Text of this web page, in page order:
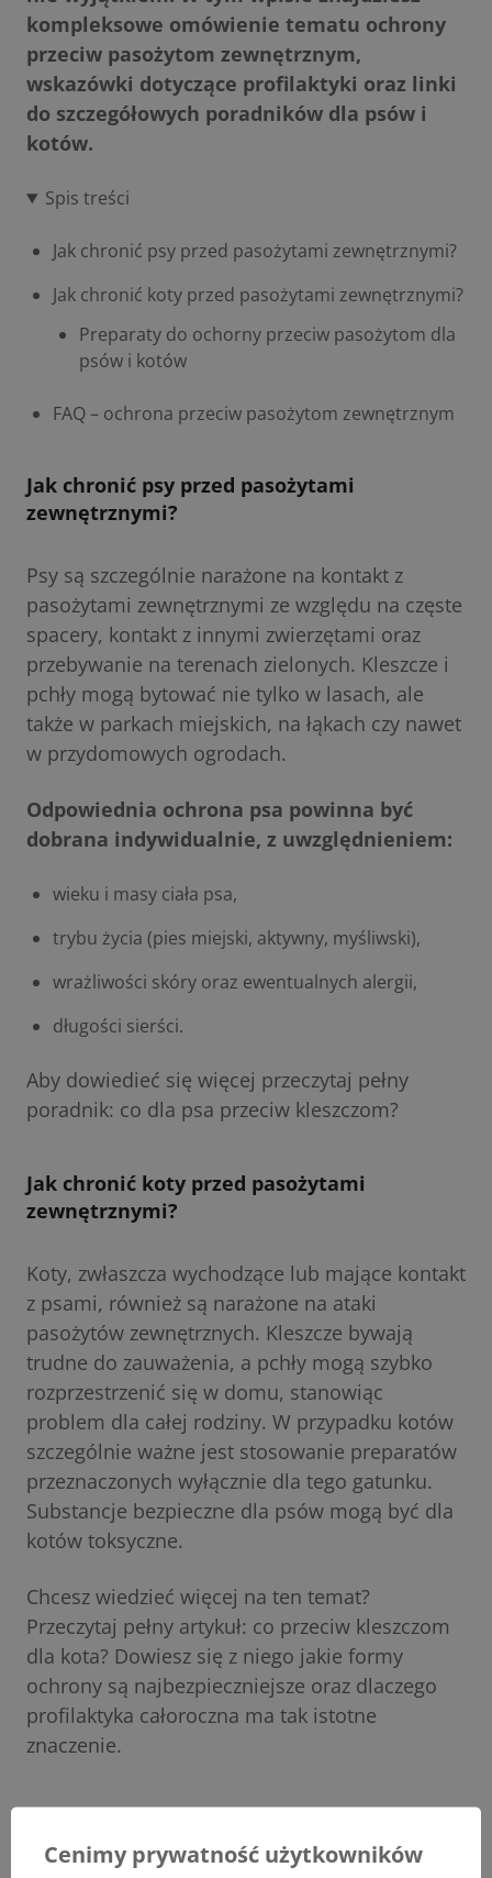
kompleksowe omówienie tematu ochrony
przeciw pasożytom zewnętrznym,
wskazówki dotyczące profilaktyki oraz linki
do szczegółowych poradników dla psów i
kotów.
Spis treści
Jak chronić psy przed pasożytami zewnętrznymi?
Jak chronić koty przed pasożytami zewnętrznymi?
Preparaty do ochorny przeciw pasożytom dla
psów i kotów
FAQ – ochrona przeciw pasożytom zewnętrznym
Jak chronić psy przed pasożytami
zewnętrznymi?
Psy są szczególnie narażone na kontakt z
pasożytami zewnętrznymi ze względu na częste
spacery, kontakt z innymi zwierzętami oraz
przebywanie na terenach zielonych. Kleszcze i
pchły mogą bytować nie tylko w lasach, ale
także w parkach miejskich, na łąkach czy nawet
w przydomowych ogrodach.
Odpowiednia ochrona psa powinna być
dobrana indywidualnie, z uwzględnieniem:
wieku i masy ciała psa,
trybu życia (pies miejski, aktywny, myśliwski),
wrażliwości skóry oraz ewentualnych alergii,
długości sierści.
Aby dowiedieć się więcej przeczytaj pełny
poradnik: co dla psa przeciw kleszczom?
Jak chronić koty przed pasożytami
zewnętrznymi?
Koty, zwłaszcza wychodzące lub mające kontakt
z psami, również są narażone na ataki
pasożytów zewnętrznych. Kleszcze bywają
trudne do zauważenia, a pchły mogą szybko
rozprzestrzenić się w domu, stanowiąc
problem dla całej rodziny. W przypadku kotów
szczególnie ważne jest stosowanie preparatów
przeznaczonych wyłącznie dla tego gatunku.
Substancje bezpieczne dla psów mogą być dla
kotów toksyczne.
Chcesz wiedzieć więcej na ten temat?
Przeczytaj pełny artykuł: co przeciw kleszczom
dla kota? Dowiesz się z niego jakie formy
ochrony są najbezpieczniejsze oraz dlaczego
profilaktyka całoroczna ma tak istotne
znaczenie.
psów i kotów
Cenimy prywatność użytkowników